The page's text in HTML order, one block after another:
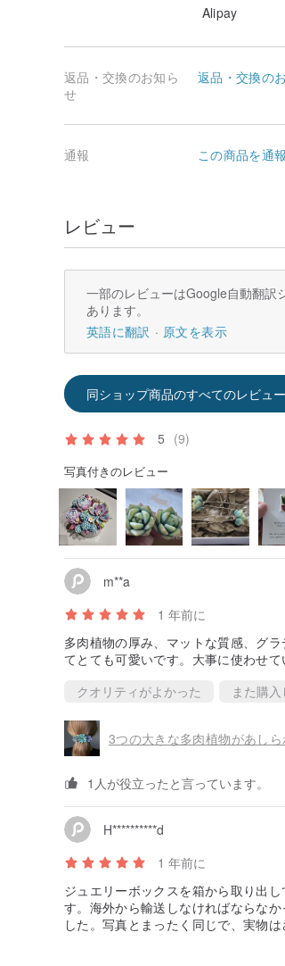
Alipay
返品・交換のお知ら
せ
返品・交換の
通報 この商品を通報
レビュー
一部のレビューはGoogle自動翻訳
あります。
英語に翻訳
原文を表示
同ショップ商品のすべてのレビュー
5 (9)
写真付きのレビュー
m**a
1 年前に
多肉植物の厚み、マットな質感、グ
てとても可愛いです。大事に使わせて
クオリティがよかった
また購
3つの大きな多肉植物があし
1人が役立ったと言っています。
H**********d
1 年前に
ジュエリーボックスを箱から取り出
す。海外から輸送しなければならな
した。写真とまったく同じで、実物
ても親切で、私のメッセージにすぐ